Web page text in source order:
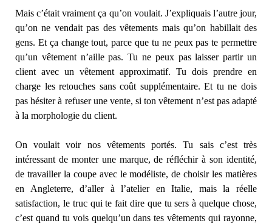
Mais c’était vraiment ça qu’on voulait. J’expliquais l’autre jour,
qu’on ne vendait pas des vêtements mais qu’on habillait des
gens. Et ça change tout, parce que tu ne peux pas te permettre
qu’un vêtement n’aille pas. Tu ne peux pas laisser partir un
client avec un vêtement approximatif. Tu dois prendre en
charge les retouches sans coût supplémentaire. Et tu ne dois
pas hésiter à refuser une vente, si ton vêtement n’est pas adapté
à la morphologie du client.
On voulait voir nos vêtements portés. Tu sais c’est très
intéressant de monter une marque, de réfléchir à son identité,
de travailler la coupe avec le modéliste, de choisir les matières
en Angleterre, d’aller à l’atelier en Italie, mais la réelle
satisfaction, le truc qui te fait dire que tu sers à quelque chose,
c’est quand tu vois quelqu’un dans tes vêtements qui rayonne,